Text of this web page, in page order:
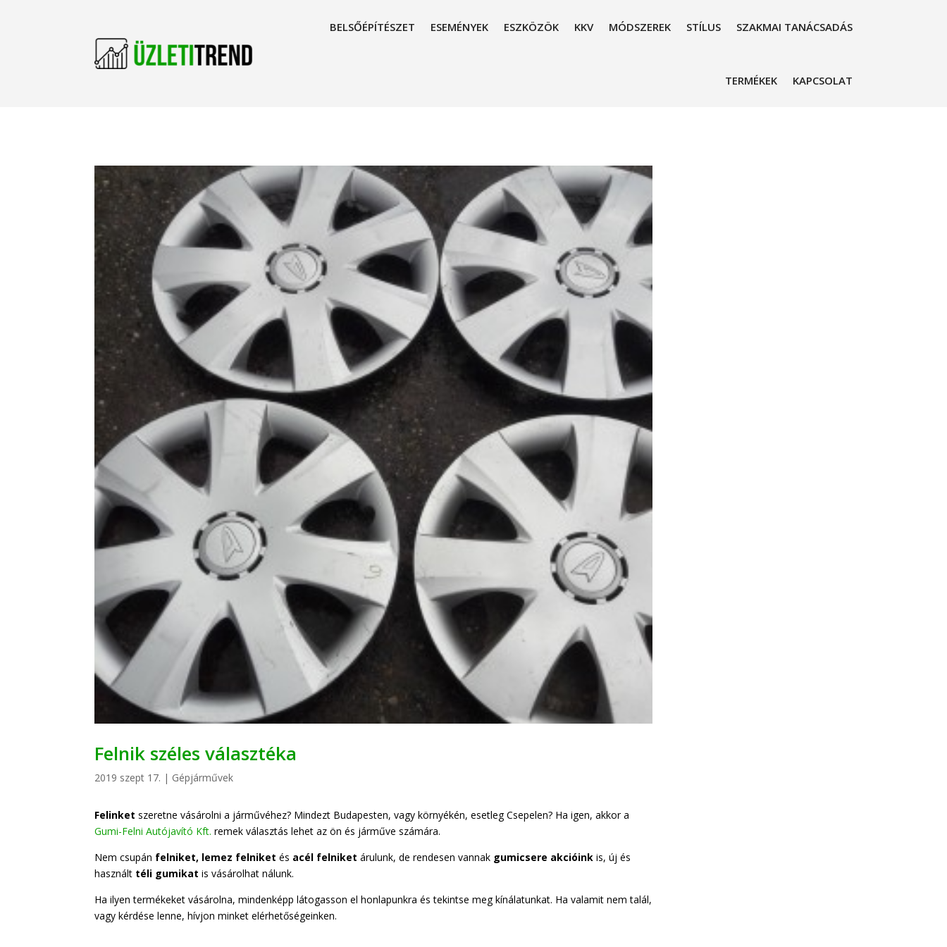
BELSŐÉPÍTÉSZET ESEMÉNYEK ESZKÖZÖK KKV MÓDSZEREK STÍLUS SZAKMAI TANÁCSADÁS
TERMÉKEK KAPCSOLAT
Felnik széles választéka
2019 szept 17. | Gépjárművek
Felinket szeretne vásárolni a járművéhez? Mindezt Budapesten, vagy környékén, esetleg Csepelen? Ha igen, akkor a
Gumi-Felni Autójavító Kft. remek választás lehet az ön és járműve számára.
Nem csupán felniket, lemez felniketés acél felniket árulunk, de rendesen vannak gumicsere akcióink is, új és
használt téli gumikat is vásárolhat nálunk.
Ha ilyen termékeket vásárolna, mindenképp látogasson el honlapunkra és tekintse meg kínálatunkat. Ha valamit nem talál,
vagy kérdése lenne, hívjon minket elérhetőségeinken.